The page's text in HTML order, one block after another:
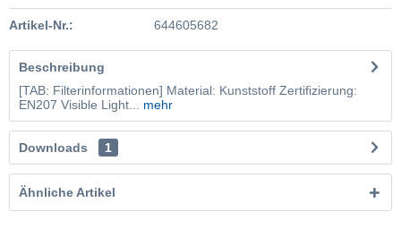
Artikel-Nr.: 644605682
Beschreibung
[TAB: Filterinformationen] Material: Kunststoff Zertifizierung:
EN207 Visible Light...
mehr
Downloads 1
Ähnliche Artikel